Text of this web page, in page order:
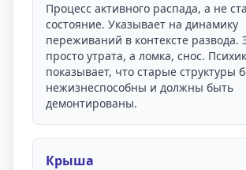
Процесс активного распада, а не
состояние. Указывает на динамику
переживаний в контексте развода.
просто утрата, а ломка, снос.
показывает, что старые структуры
нежизнеспособны и должны быть
демонтированы.
Крыша